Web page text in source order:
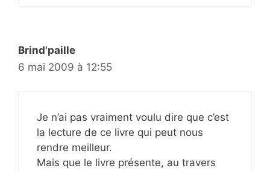
Brind'paille
6 mai 2009 à 12:55
Je n’ai pas vraiment voulu dire que c’est
la lecture de ce livre qui peut nous
rendre meilleur.
Mais que le livre présente, au travers